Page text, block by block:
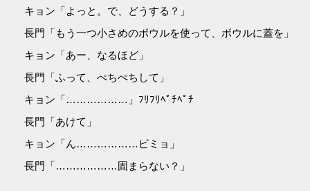
キョン「よっと。で、どうする？」
長門「もう一つ小さめのボウルを使って、ボウルに蓋を」
キョン「あー、なるほど」
長門「ふって、ぺちぺちして」
キョン「………………」ﾌﾘﾌﾘﾍﾟﾁﾍﾟﾁ
長門「あけて」
キョン「ん………………ビミョ」
長門「………………固まらない？」